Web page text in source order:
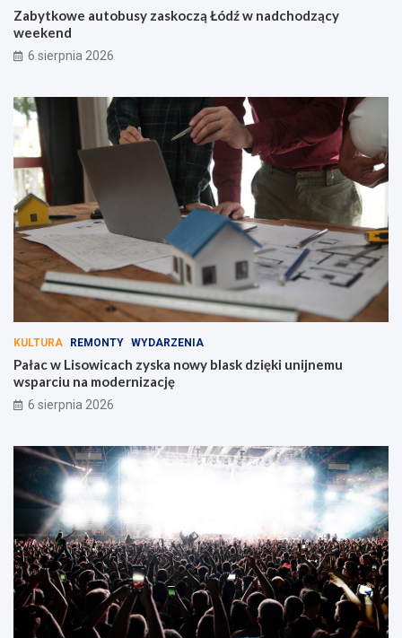
Zabytkowe autobusy zaskoczą Łódź w nadchodzący
weekend
6 sierpnia 2026
KULTURA REMONTY WYDARZENIA
Pałac w Lisowicach zyska nowy blask dzięki unijnemu
wsparciu na modernizację
6 sierpnia 2026